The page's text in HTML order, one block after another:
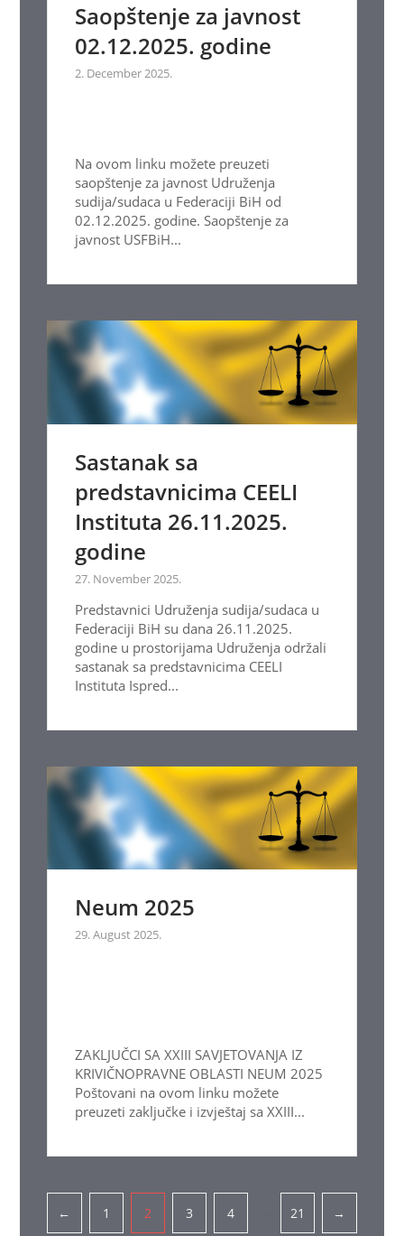
Saopštenje za javnost
02.12.2025. godine
2. December 2025.
Na ovom linku možete preuzeti
saopštenje za javnost Udruženja
sudija/sudaca u Federaciji BiH od
02.12.2025. godine. Saopštenje za
javnost USFBiH...
Sastanak sa
predstavnicima CEELI
Instituta 26.11.2025.
godine
27. November 2025.
Predstavnici Udruženja sudija/sudaca u
Federaciji BiH su dana 26.11.2025.
godine u prostorijama Udruženja održali
sastanak sa predstavnicima CEELI
Instituta Ispred...
Neum 2025
29. August 2025.
ZAKLJUČCI SA XXIII SAVJETOVANJA IZ
KRIVIČNOPRAVNE OBLASTI NEUM 2025
Poštovani na ovom linku možete
preuzeti zaključke i izvještaj sa XXIII...
Pagination
← 1 2 3 4 21 →